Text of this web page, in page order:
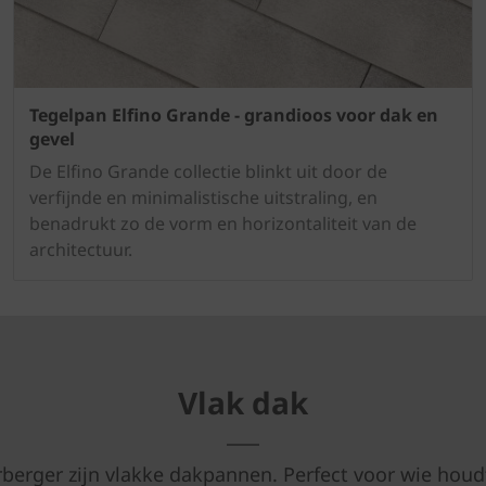
Tegelpan Elfino Grande - grandioos voor dak en
gevel
De Elfino Grande collectie blinkt uit door de
verfijnde en minimalistische uitstraling, en
benadrukt zo de vorm en horizontaliteit van de
architectuur.
Vlak dak
zijn vlakke dakpannen. Perfect voor wie